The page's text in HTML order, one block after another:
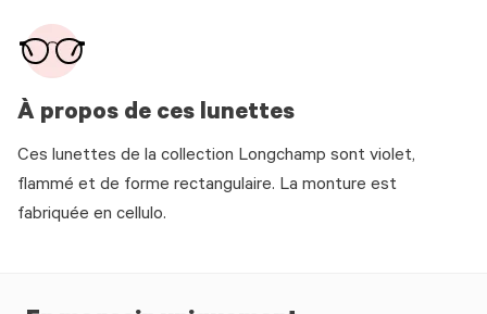
À propos de ces lunettes
Ces lunettes de la collection Longchamp sont violet,
flammé et de forme rectangulaire. La monture est
fabriquée en cellulo.